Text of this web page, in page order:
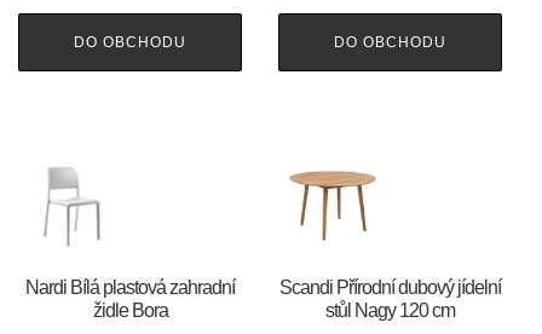
DO OBCHODU DO OBCHODU
Nardi Bílá plastová zahradní
židle Bora
Scandi Přírodní dubový jídelní
stůl Nagy 120 cm